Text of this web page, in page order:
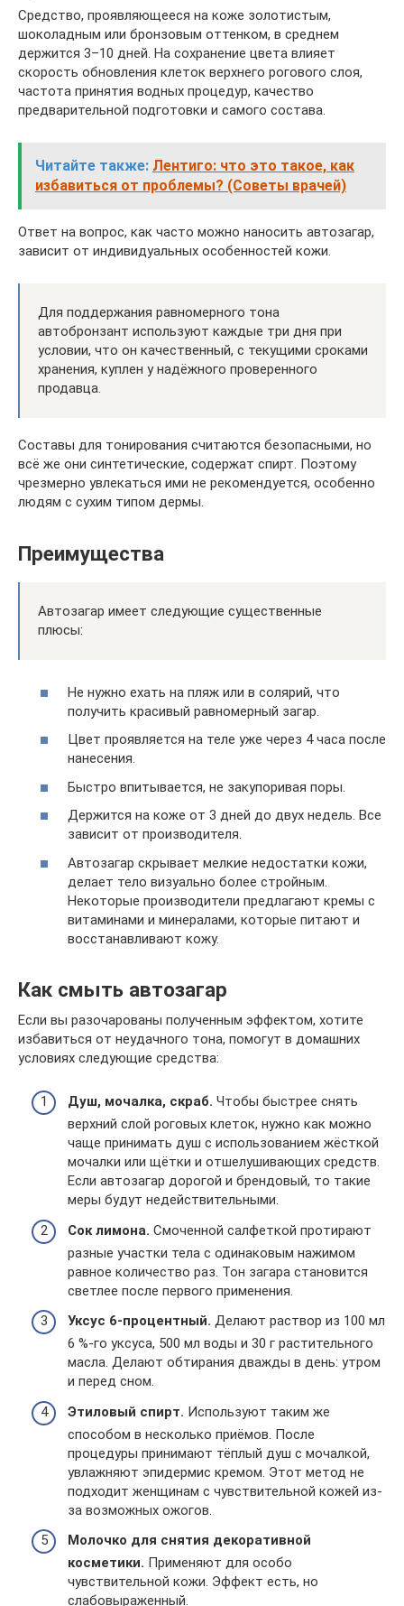
Средство, проявляющееся на коже золотистым,
шоколадным или бронзовым оттенком, в среднем
держится 3–10 дней. На сохранение цвета влияет
скорость обновления клеток верхнего рогового слоя,
частота принятия водных процедур, качество
предварительной подготовки и самого состава.
Читайте также: Лентиго: что это такое, как
избавиться от проблемы? (Советы врачей)
Ответ на вопрос, как часто можно наносить автозагар,
зависит от индивидуальных особенностей кожи.
Для поддержания равномерного тона
автобронзант используют каждые три дня при
условии, что он качественный, с текущими сроками
хранения, куплен у надёжного проверенного
продавца.
Составы для тонирования считаются безопасными, но
всё же они синтетические, содержат спирт. Поэтому
чрезмерно увлекаться ими не рекомендуется, особенно
людям с сухим типом дермы.
Преимущества
Автозагар имеет следующие существенные
плюсы:
Не нужно ехать на пляж или в солярий, что
получить красивый равномерный загар.
Цвет проявляется на теле уже через 4 часа после
нанесения.
Быстро впитывается, не закупоривая поры.
Держится на коже от 3 дней до двух недель. Все
зависит от производителя.
Автозагар скрывает мелкие недостатки кожи,
делает тело визуально более стройным.
Некоторые производители предлагают кремы с
витаминами и минералами, которые питают и
восстанавливают кожу.
Как смыть автозагар
Если вы разочарованы полученным эффектом, хотите
избавиться от неудачного тона, помогут в домашних
условиях следующие средства:
Душ, мочалка, скраб. Чтобы быстрее снять
верхний слой роговых клеток, нужно как можно
чаще принимать душ с использованием жёсткой
мочалки или щётки и отшелушивающих средств.
Если автозагар дорогой и брендовый, то такие
меры будут недействительными.
Сок лимона. Смоченной салфеткой протирают
разные участки тела с одинаковым нажимом
равное количество раз. Тон загара становится
светлее после первого применения.
Уксус 6-процентный. Делают раствор из 100 мл
6 %-го уксуса, 500 мл воды и 30 г растительного
масла. Делают обтирания дважды в день: утром
и перед сном.
Этиловый спирт. Используют таким же
способом в несколько приёмов. После
процедуры принимают тёплый душ с мочалкой,
увлажняют эпидермис кремом. Этот метод не
подходит женщинам с чувствительной кожей из-
за возможных ожогов.
Молочко для снятия декоративной
косметики. Применяют для особо
чувствительной кожи. Эффект есть, но
слабовыраженный.